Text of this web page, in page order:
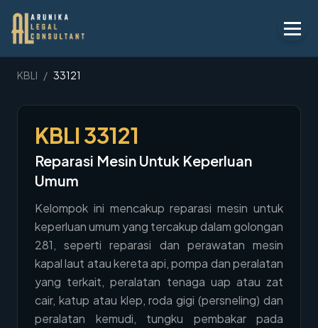
Layanan
Peraturan
KBLI
Tentang
Penawaran
Blog
Legal AI
KBLI / 33121
KBLI 33121
Reparasi Mesin Untuk Keperluan
Umum
Kelompok ini mencakup reparasi mesin untuk
keperluan umum yang tercakup dalam golongan
281, seperti reparasi dan perawatan mesin
kapal laut atau kereta api, pompa dan peralatan
yang terkait, peralatan tenaga uap atau zat
cair, katup atau klep, roda gigi (persneling) dan
peralatan kemudi, tungku pembakar pada